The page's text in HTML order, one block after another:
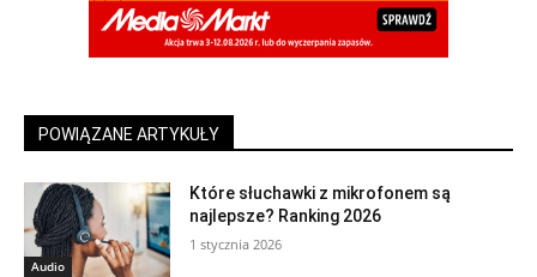
POWIĄZANE ARTYKUŁY
Audio
Które słuchawki z mikrofonem są
najlepsze? Ranking 2026
1 stycznia 2026